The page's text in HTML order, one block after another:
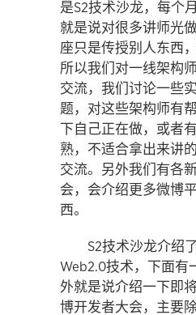
是S2技术沙龙，每个
就是说对很多讲师光
座只是传授别人东西
所以我们对一线架构
交流，我们讨论一些
题，对这些架构师有
下自己正在做，或者
熟，不适合拿出来讲
交流。另外我们有各
会，会介绍更多微博
西。
S2技术沙龙介绍了
Web2.0技术，下面有
外就是说介绍一下即
博开发者大会，主要